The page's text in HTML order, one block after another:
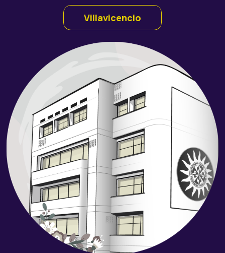
Villavicencio